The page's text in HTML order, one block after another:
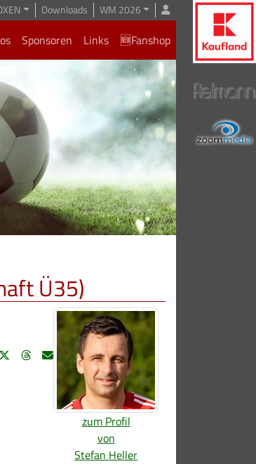
Downloads WM 2026
Sponsoren Links 🆕Fanshop
Ü35)
zum Profil
von
Stefan Heller